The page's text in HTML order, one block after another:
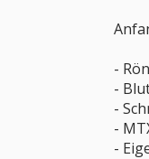
-
-
-
-
-